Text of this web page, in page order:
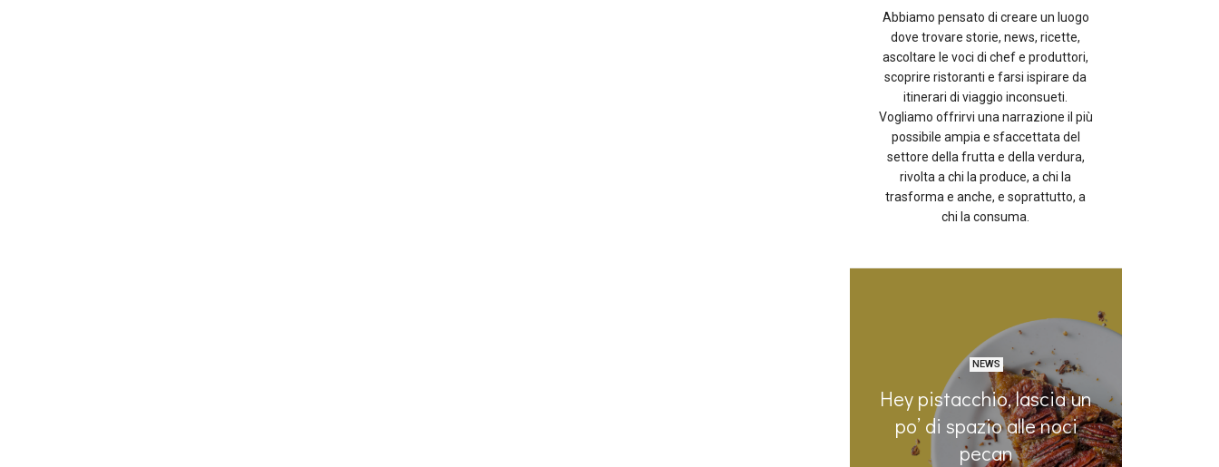
Abbiamo pensato di creare un luogo
dove trovare storie, news, ricette,
ascoltare le voci di chef e produttori,
scoprire ristoranti e farsi ispirare da
itinerari di viaggio inconsueti.
Vogliamo offrirvi una narrazione il più
possibile ampia e sfaccettata del
settore della frutta e della verdura,
rivolta a chi la produce, a chi la
trasforma e anche, e soprattutto, a
chi la consuma.
NEWS
Hey pistacchio, lascia un
po’ di spazio alle noci
pecan